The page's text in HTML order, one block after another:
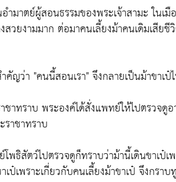
มาตย์ผู้สอนธรรมของพระเจ้าสามะ ในเ
ยงามมาก ต่อมาคนเลี้ยงม้าคนเดิมเสียชี
ว่า "คนนี้สอนเรา" จึงกลายเป็นม้าขาเป๋
ชาทราบ พระองค์ได้สั่งแพทย์ให้ไปตรวจ
ราชาทราบ
พธิสัตว์ไปตรวจดูก็ทราบว่าม้านี้เดินขาเป๋เ
ป๋เพราะเกี่ยวกับคนเลี้ยงม้าขาเป๋ จึงกรา